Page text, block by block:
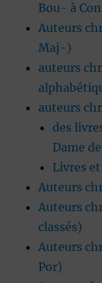
Bou- à
Auteurs
Maj-)
auteurs
auteurs
des
Dame
Livres
Auteurs
Auteurs
classés)
Auteurs
Por)